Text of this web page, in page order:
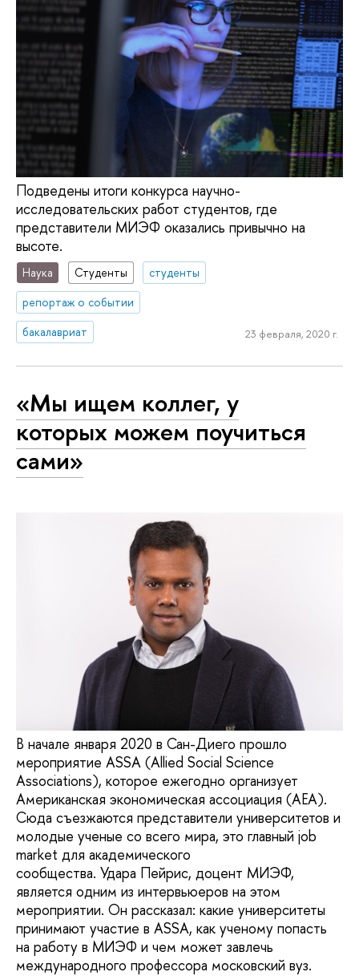
Подведены итоги конкурса научно-
исследовательских работ студентов, где
представители МИЭФ оказались привычно на
высоте.
Наука Студенты
студенты
репортаж о событии
бакалавриат
23 февраля, 2020 г.
«Мы ищем коллег, у
которых можем поучиться
сами»
В начале января 2020 в Сан-Диего прошло
мероприятие ASSA (Allied Social Science
Associations), которое ежегодно организует
Американская экономическая ассоциация (AEA).
Сюда съезжаются представители университетов и
молодые ученые со всего мира, это главный job
market для академического
сообщества. Удара Пейрис, доцент МИЭФ,
является одним из интервьюеров на этом
мероприятии. Он рассказал: какие университеты
принимают участие в ASSA, как ученому попасть
на работу в МИЭФ и чем может завлечь
международного профессора московский вуз.